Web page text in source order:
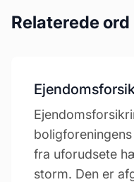
Relaterede ord
fra uforudsete
storm. Den er